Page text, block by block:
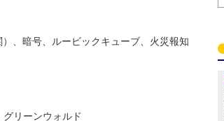
、暗号、ルービックキューブ、火災報知
リーンウォルド